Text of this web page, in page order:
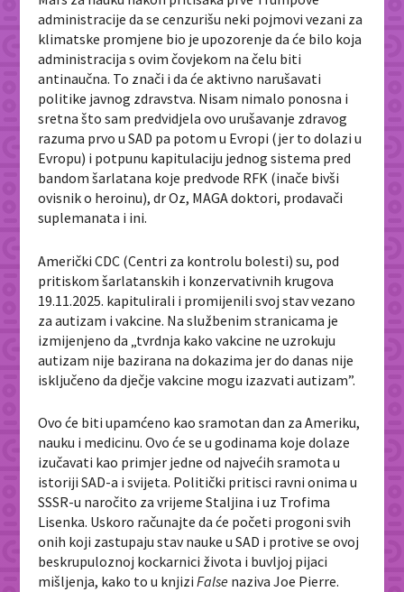
administracije da se cenzurišu neki pojmovi vezani za
klimatske promjene bio je upozorenje da će bilo koja
administracija s ovim čovjekom na čelu biti
antinaučna. To znači i da će aktivno narušavati
politike javnog zdravstva. Nisam nimalo ponosna i
sretna što sam predvidjela ovo urušavanje zdravog
razuma prvo u SAD pa potom u Evropi (jer to dolazi u
Evropu) i potpunu kapitulaciju jednog sistema pred
bandom šarlatana koje predvode RFK (inače bivši
ovisnik o heroinu), dr Oz, MAGA doktori, prodavači
suplemanata i ini.
Američki CDC (Centri za kontrolu bolesti) su, pod
pritiskom šarlatanskih i konzervativnih krugova
19.11.2025. kapitulirali i promijenili svoj stav vezano
za autizam i vakcine. Na službenim stranicama je
izmijenjeno da „tvrdnja kako vakcine ne uzrokuju
autizam nije bazirana na dokazima jer do danas nije
isključeno da dječje vakcine mogu izazvati autizam”.
Ovo će biti upamćeno kao sramotan dan za Ameriku,
nauku i medicinu. Ovo će se u godinama koje dolaze
izučavati kao primjer jedne od najvećih sramota u
istoriji SAD-a i svijeta. Politički pritisci ravni onima u
SSSR-u naročito za vrijeme Staljina i uz Trofima
Lisenka. Uskoro računajte da će početi progoni svih
onih koji zastupaju stav nauke u SAD i protive se ovoj
beskrupuloznoj kockarnici života i buvljoj pijaci
mišljenja, kako to u knjiziFalse naziva Joe Pierre.